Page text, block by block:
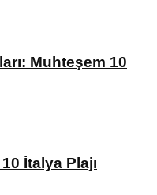
Muhteşem 10
İtalya Plajı